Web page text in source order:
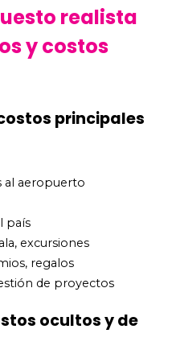
realista
y costos
principales
al aeropuerto
país
excursiones
regalos
de proyectos
ocultos y de